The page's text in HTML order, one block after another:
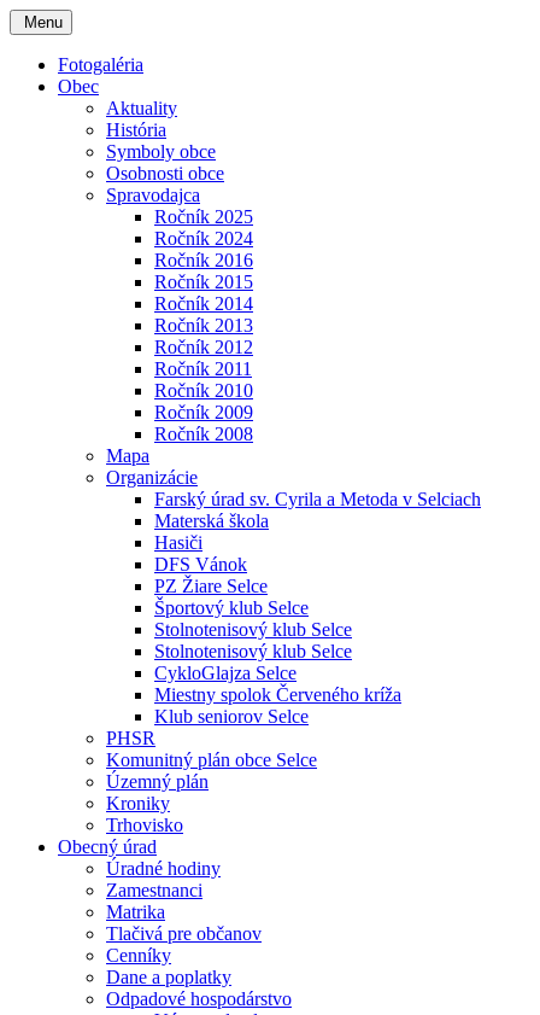
Menu
Fotogaléria
Obec
Aktuality
História
Symboly obce
Osobnosti obce
Spravodajca
Ročník 2025
Ročník 2024
Ročník 2016
Ročník 2015
Ročník 2014
Ročník 2013
Ročník 2012
Ročník 2011
Ročník 2010
Ročník 2009
Ročník 2008
Mapa
Organizácie
Farský úrad sv. Cyrila a Metoda v Selciach
Materská škola
Hasiči
DFS Vánok
PZ Žiare Selce
Športový klub Selce
Stolnotenisový klub Selce
Stolnotenisový klub Selce
CykloGlajza Selce
Miestny spolok Červeného kríža
Klub seniorov Selce
PHSR
Komunitný plán obce Selce
Územný plán
Kroniky
Trhovisko
Obecný úrad
Úradné hodiny
Zamestnanci
Matrika
Tlačivá pre občanov
Cenníky
Dane a poplatky
Odpadové hospodárstvo